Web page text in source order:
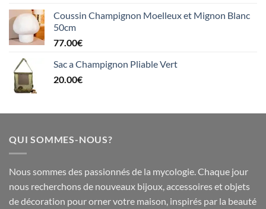
Coussin Champignon Moelleux et Mignon Blanc
50cm
77.00€
Sac a Champignon Pliable Vert
20.00€
QUI SOMMES-NOUS?
Nous sommes des passionnés de la mycologie. Chaque jour
nous recherchons de nouveaux bijoux,accessoireset objets
dedécoration pour orner votre maison, inspirés par la beauté